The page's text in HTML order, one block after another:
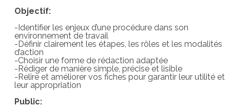
Objectif:
-Identifier les enjeux d’une procédure dans son
environnement de travail
-Définir clairement les étapes, les rôles et les modalités
d’action
-Choisir une forme de rédaction adaptée
-Rédiger de manière simple, précise et lisible
-Relire et améliorer vos fiches pour garantir leur utilité et
leur appropriation
Public: